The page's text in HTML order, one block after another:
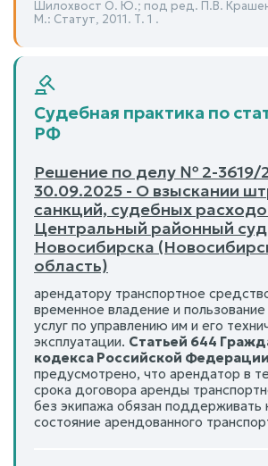
Шилохвост О. Ю.; под ред. П.В.
М.: Статут, 2011. Т. 1 .
Судебная практика по
РФ
Решение по делу № 2-3619/
30.09.2025 - О взыскании
санкций, судебных
Центральный районный суд
Новосибирска
область)
арендатору транспортное
временное владение и пользование
услуг по управлению им и его
эксплуатации. Статьей 644
кодекса Российской Федерации
предусмотрено, что арендатор в
срока договора аренды
без экипажа обязан
состояние арендованного